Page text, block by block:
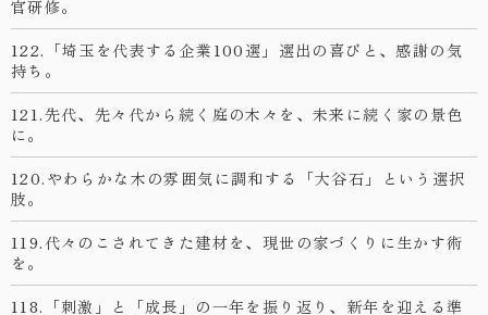
官研修。
122.「埼玉を代表する企業100選」選出の喜びと、感謝の気
持ち。
121.先代、先々代から続く庭の木々を、未来に続く家の景色
に。
120.やわらかな木の雰囲気に調和する「大谷石」という選択
肢。
119.代々のこされてきた建材を、現世の家づくりに生かす術
を。
118.「刺激」と「成長」の一年を振り返り、新年を迎える準